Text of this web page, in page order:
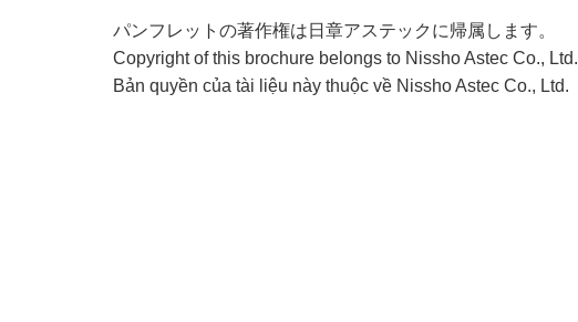
パンフレットの著作権は日章アステックに帰属します。
Copyright of this brochure belongs to Nissho Astec Co., Ltd.
Bản quyền của tài liệu này thuộc về Nissho Astec Co., Ltd.